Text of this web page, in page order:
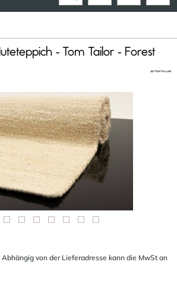
- Tom Tailor - Forest
von der Lieferadresse kann die MwSt an